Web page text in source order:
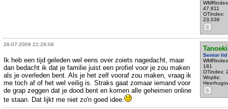
47.811
OTindex:
23.036
S
28-07-2009 22:29:06
Senior lid
181
OTindex:
Wnplts:
S
Ik heb een tijd geleden wel eens over zoiets nagedacht, maar
dan bedacht ik dat je familie juist een profiel voor je zou maken
als je overleden bent. Als je het zelf vooraf zou maken, vraag ik
me toch af of het wel veilig is. Straks gaat zomaar iemand voor
de grap zeggen dat je dood bent en komen alle geheimen online
te staan. Dat lijkt me niet zo'n goed idee.